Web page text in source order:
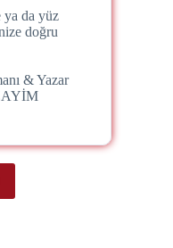
ya da yüz
doğru
& Yazar